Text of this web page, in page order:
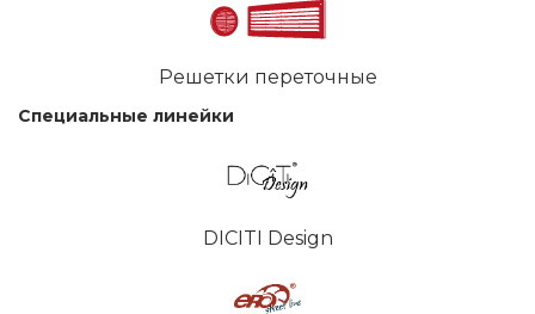
Решетки переточные
Специальные линейки
DICITI Design